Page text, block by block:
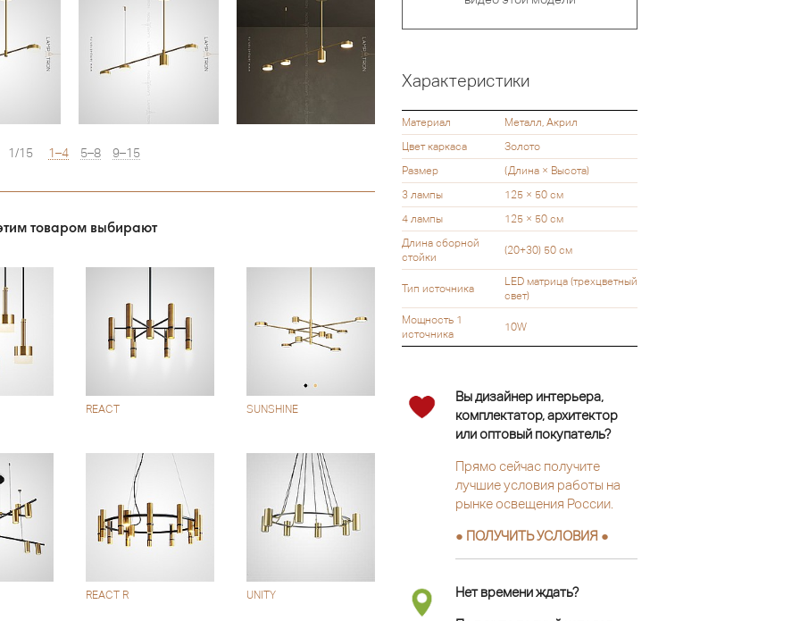
1/15 1–4 5–8 9–15
товаром выбирают
REACT SUNSHINE
REACT R UNITY
Характеристики
Материал
Металл, Акрил
Цвет каркаса
Золото
Размер
(Длина × Высота)
3 лампы
125 × 50 см
4 лампы
125 × 50 см
Длина сборной
стойки
(20+30) 50 см
Тип источника
LED матрица (трехцветный
свет)
Мощность 1
источника
10W
Вы дизайнер интерьера,
комплектатор, архитектор
или оптовый покупатель?
Прямо сейчас получите
лучшие условия работы на
рынке освещения России.
● ПОЛУЧИТЬ УСЛОВИЯ ●
Нет времени ждать?